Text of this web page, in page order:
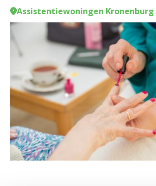
Assistentiewoningen Kronenburg